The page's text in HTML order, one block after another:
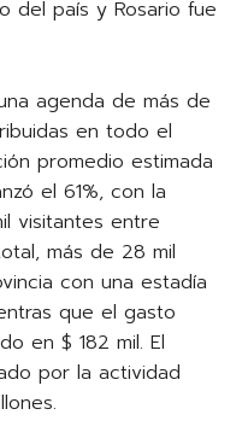
del país y Rosario fue
agenda de más de
en todo el
promedio estimada
el 61%, con la
visitantes entre
más de 28 mil
con una estadía
que el gasto
en $ 182 mil. El
por la actividad